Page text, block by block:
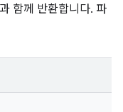
함께 반환합니다. 파